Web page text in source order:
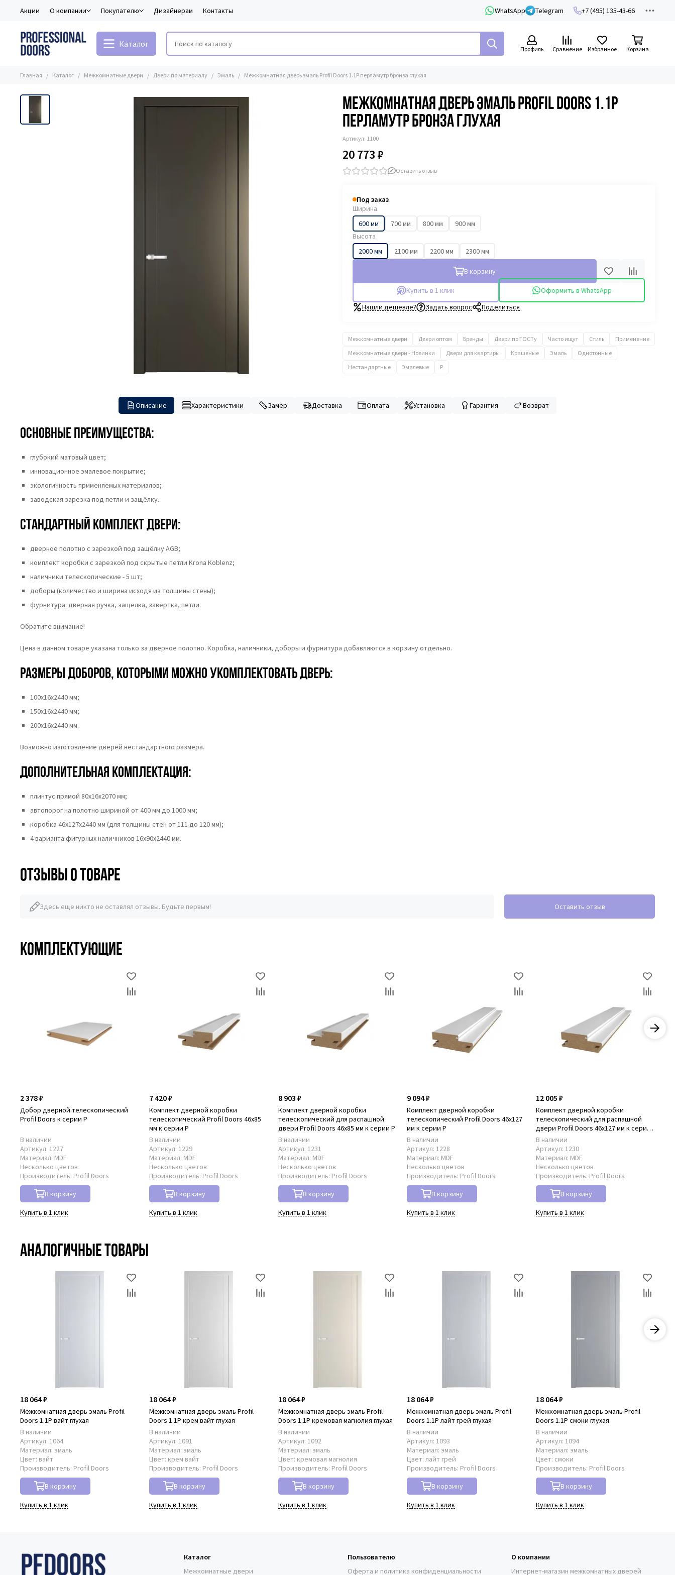
Акции О компании Покупателю Дизайнерам Контакты WhatsApp Telegram +7 (495) 135-43-66
Каталог
Профиль Сравнение Избранное Корзина
Главная Каталог Межкомнатные двери Двери по материалу Эмаль Межкомнатная дверь эмаль Profil Doors 1.1P перламутр бронза глухая
Межкомнатная дверь эмаль Profil Doors 1.1P
перламутр бронза глухая
Артикул: 1100
20 773 ₽
Оставить отзыв
Под заказ
Ширина
600 мм
700 мм 800 мм
900 мм
Высота
2000 мм
2100 мм 2200 мм 2300 мм
В корзину
Купить в 1 клик
Оформить в WhatsApp
Нашли дешевле?
Задать вопрос Поделиться
Межкомнатные двери Двери оптом Бренды Двери по ГОСТу Часто ищут Стиль
Применение
Межкомнатные двери - Новинки
Двери для квартиры Крашеные Эмаль
Однотонные
Нестандартные
Эмалевые P
Описание Характеристики Замер Доставка Оплата Установка Гарантия Возврат
Основные преимущества:
глубокий матовый цвет;
инновационное эмалевое покрытие;
экологичность применяемых материалов;
заводская зарезка под петли и защёлку.
Стандартный комплект двери:
дверное полотно с зарезкой под защёлку AGB;
комплект коробки с зарезкой под скрытые петли Krona Koblenz;
наличники телескопические - 5 шт;
доборы (количество и ширина исходя из толщины стены);
фурнитура: дверная ручка, защёлка, завёртка, петли.
Обратите внимание!
Цена в данном товаре указана только за дверное полотно. Коробка, наличники, доборы и фурнитура добавляются в корзину отдельно.
Размеры доборов, которыми можно укомплектовать дверь:
100х16х2440 мм;
150х16х2440 мм;
200х16х2440 мм.
Возможно изготовление дверей нестандартного размера.
Дополнительная комплектация:
плинтус прямой 80х16х2070 мм;
автопорог на полотно шириной от 400 мм до 1000 мм;
коробка 46x127x2440 мм (для толщины стен от 111 до 120 мм);
4 варианта фигурных наличников 16x90x2440 мм.
Отзывы о товаре
Здесь еще никто не оставлял отзывы. Будьте первым! Оставить отзыв
Комплектующие
2 378 ₽
Добор дверной телескопический
Profil Doors к серии P
В наличии
Артикул: 1227
Материал: MDF
Несколько цветов
Производитель: Profil Doors
В корзину
Купить в 1 клик
7 420 ₽
Комплект дверной коробки
телескопический Profil Doors 46x85
мм к серии P
В наличии
Артикул: 1229
Материал: MDF
Несколько цветов
Производитель: Profil Doors
В корзину
Купить в 1 клик
8 903 ₽
Комплект дверной коробки
телескопический для распашной
двери Profil Doors 46x85 мм к серии P
В наличии
Артикул: 1231
Материал: MDF
Несколько цветов
Производитель: Profil Doors
В корзину
Купить в 1 клик
9 094 ₽
Комплект дверной коробки
телескопический Profil Doors 46x127
мм к серии P
В наличии
Артикул: 1228
Материал: MDF
Несколько цветов
Производитель: Profil Doors
В корзину
Купить в 1 клик
12 005 ₽
Комплект дверной коробки
телескопический для распашной
двери Profil Doors 46x127 мм к серии
P
В наличии
Артикул: 1230
Материал: MDF
Несколько цветов
Производитель: Profil Doors
В корзину
Купить в 1 клик
Аналогичные товары
18 064 ₽
Межкомнатная дверь эмаль Profil
Doors 1.1P вайт глухая
В наличии
Артикул: 1064
Материал: эмаль
Цвет: вайт
Производитель: Profil Doors
В корзину
Купить в 1 клик
18 064 ₽
Межкомнатная дверь эмаль Profil
Doors 1.1P крем вайт глухая
В наличии
Артикул: 1091
Материал: эмаль
Цвет: крем вайт
Производитель: Profil Doors
В корзину
Купить в 1 клик
18 064 ₽
Межкомнатная дверь эмаль Profil
Doors 1.1P кремовая магнолия глухая
В наличии
Артикул: 1092
Материал: эмаль
Цвет: кремовая магнолия
Производитель: Profil Doors
В корзину
Купить в 1 клик
18 064 ₽
Межкомнатная дверь эмаль Profil
Doors 1.1P лайт грей глухая
В наличии
Артикул: 1093
Материал: эмаль
Цвет:лайт грей
Производитель: Profil Doors
В корзину
Купить в 1 клик
18 064 ₽
Межкомнатная дверь эмаль Profil
Doors 1.1P смоки глухая
В наличии
Артикул: 1094
Материал: эмаль
Цвет: смоки
Производитель: Profil Doors
В корзину
Купить в 1 клик
Каталог
Межкомнатные двери
Пользователю
Оферта и политика конфиденциальности
О компании
Интернет-магазин межкомнатных дверей